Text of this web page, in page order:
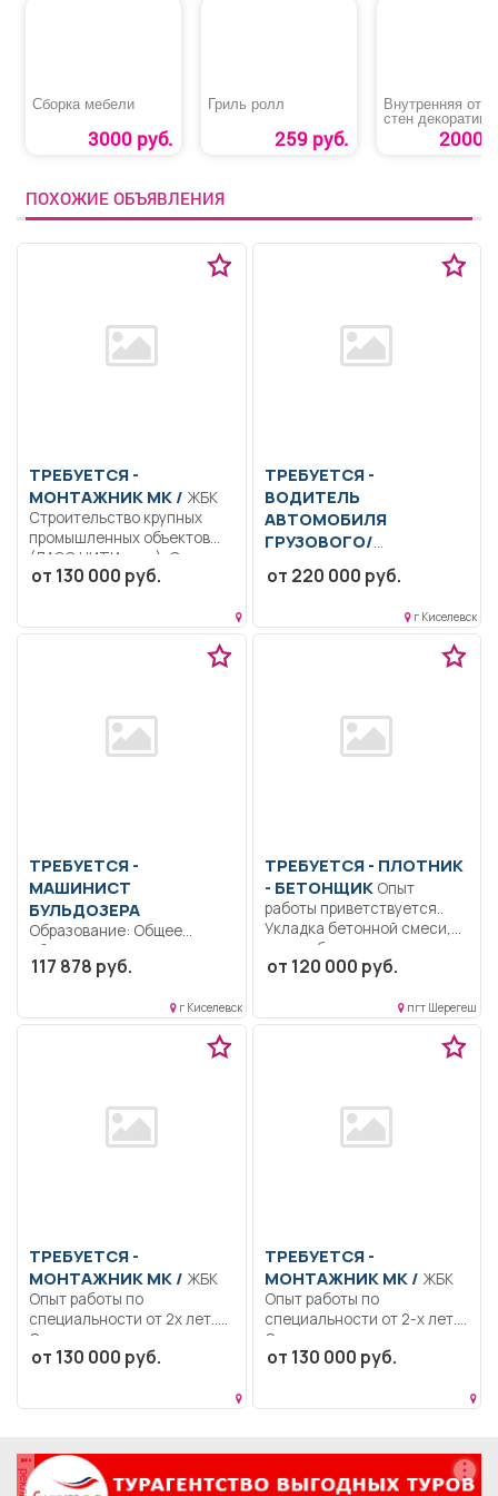
Сборка мебели
3000 руб.
Гриль ролл
259 руб.
Внутренняя
стен
штукатуркой
2000
ПОХОЖИЕ ОБЪЯВЛЕНИЯ
ТРЕБУЕТСЯ -
МОНТАЖНИК МК / ЖБК
Строительство крупных
промышленных объектов
(ЛАЭС НИТИ и др.). Опыт...
от 130 000 руб.
ТРЕБУЕТСЯ -
ВОДИТЕЛЬ
АВТОМОБИЛЯ
ГРУЗОВОГО/
СПЕЦИАЛЬНОГО
Перевозка угля. Контроль
автомобиля. Мелкосрочный
от 220 000 руб.
г Киселевск
ТРЕБУЕТСЯ -
МАШИНИСТ
БУЛЬДОЗЕРА
Образование: Общее
образование.. Управление
бульдозером, осмотр и
117 878 руб.
г Киселевск
ТРЕБУЕТСЯ - ПЛОТНИК
- БЕТОНЩИКОпыт
работы приветствуется..
Укладка бетонной смеси,
стены, балки, плиты;...
от 120 000 руб.
пгт Шерегеш
ТРЕБУЕТСЯ -
МОНТАЖНИК МК / ЖБК
Опыт работы по
специальности от 2х лет..
Строительство крупных...
от 130 000 руб.
ТРЕБУЕТСЯ -
МОНТАЖНИК МК / ЖБК
Опыт работы по
специальности от 2-х лет..
Строительство крупных...
от 130 000 руб.